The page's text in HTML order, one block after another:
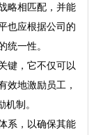
略相匹配，并能
也应根据公司的
统一性。
键，它不仅可以
效地激励员工，
机制。
系，以确保其能